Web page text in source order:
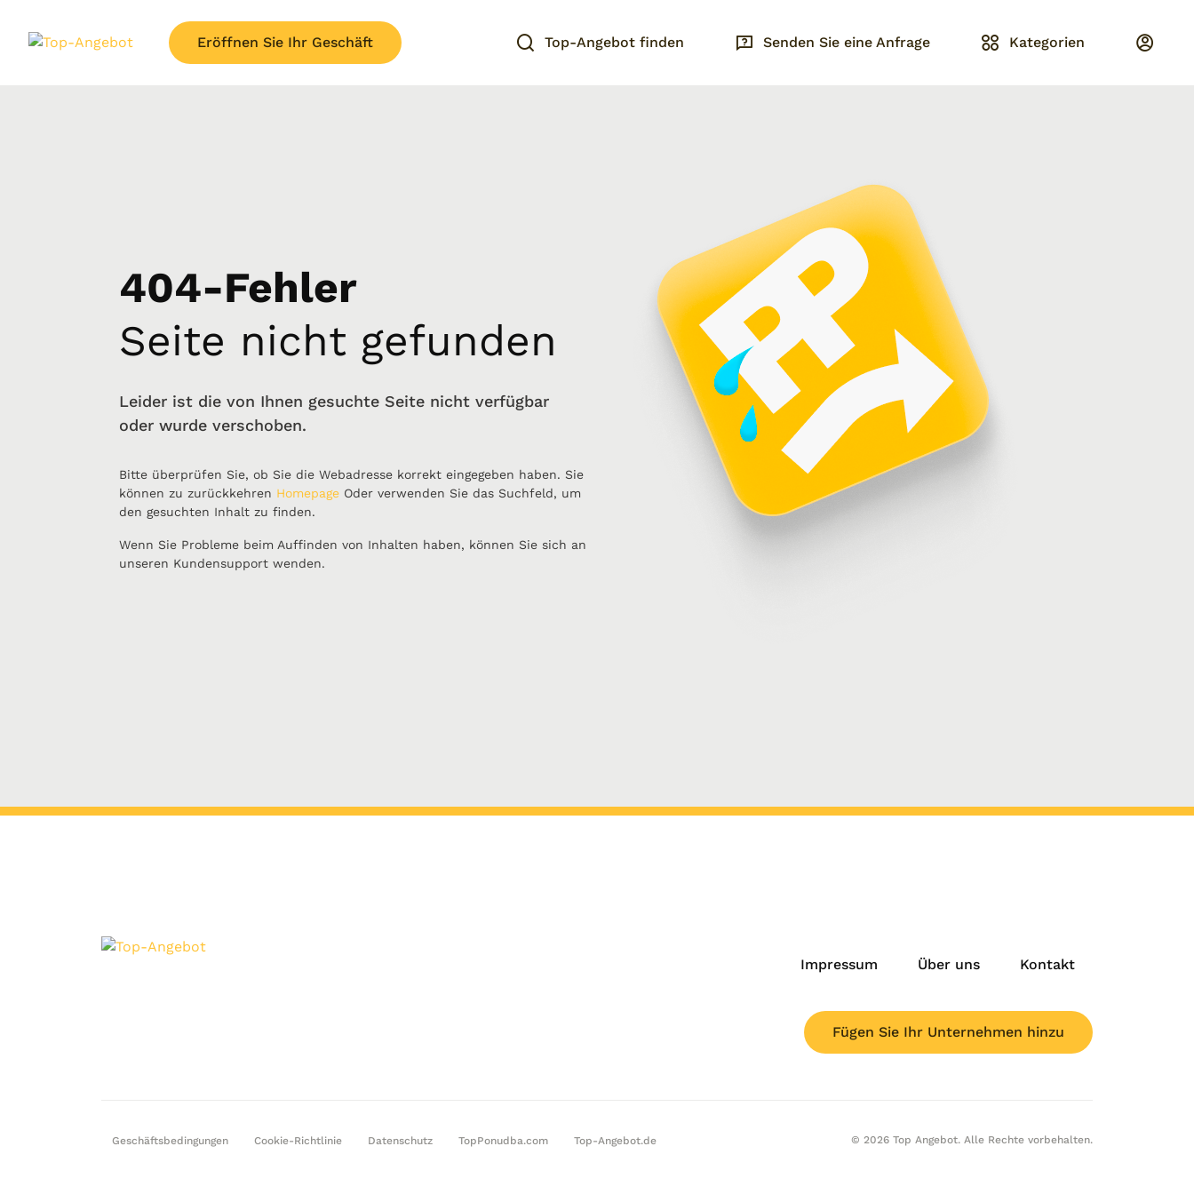
Eröffnen Sie Ihr Geschäft Top-Angebot finden Senden Sie eine Anfrage Kategorien
404-Fehler
Seite nicht gefunden
Leider ist die von Ihnen gesuchte Seite nicht verfügbar
oder wurde verschoben.
Bitte überprüfen Sie, ob Sie die Webadresse korrekt eingegeben haben. Sie
können zu zurückkehren Homepage Oder verwenden Sie das Suchfeld, um
den gesuchten Inhalt zu finden.
Wenn Sie Probleme beim Auffinden von Inhalten haben, können Sie sich an
unseren Kundensupport wenden.
Impressum Über uns Kontakt
Fügen Sie Ihr Unternehmen hinzu
Geschäftsbedingungen Cookie-Richtlinie Datenschutz TopPonudba.com Top-Angebot.de © 2026 Top Angebot. Alle Rechte vorbehalten.